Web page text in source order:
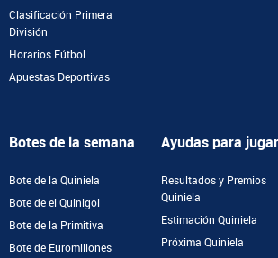
Clasificación Primera
División
Horarios Fútbol
Apuestas Deportivas
Botes de la semana
Bote de la Quiniela
Bote de el Quinigol
Bote de la Primitiva
Bote de Euromillones
Ayudas para jugar
Resultados y Premios
Quiniela
Estimación Quiniela
Próxima Quiniela